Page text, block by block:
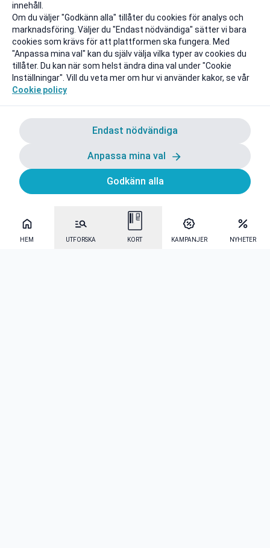
HEM UTFORSKA KORT KAMPANJER NYHETER
innehåll.
Om du väljer "Godkänn alla" tillåter du cookies för analys och
marknadsföring. Väljer du "Endast nödvändiga" sätter vi bara
cookies som krävs för att plattformen ska fungera. Med
"Anpassa mina val" kan du själv välja vilka typer av cookies du
tillåter. Du kan när som helst ändra dina val under "Cookie
Inställningar". Vill du veta mer om hur vi använder kakor, se vår
Cookie policy
Endast nödvändiga
Anpassa mina val
Godkänn alla